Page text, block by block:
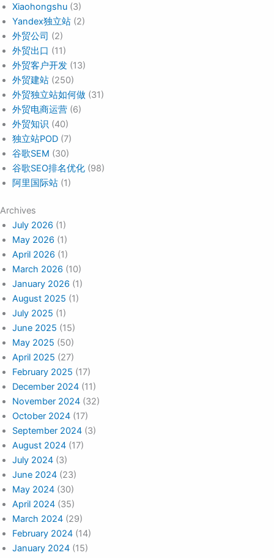
Xiaohongshu (3)
Yandex独立站 (2)
外贸公司 (2)
外贸出口 (11)
外贸客户开发 (13)
外贸建站 (250)
外贸独立站如何做 (31)
外贸电商运营 (6)
外贸知识 (40)
独立站POD (7)
谷歌SEM (30)
谷歌SEO排名优化 (98)
阿里国际站 (1)
Archives
July 2026 (1)
May 2026 (1)
April 2026 (1)
March 2026 (10)
January 2026 (1)
August 2025 (1)
July 2025 (1)
June 2025 (15)
May 2025 (50)
April 2025 (27)
February 2025 (17)
December 2024 (11)
November 2024 (32)
October 2024 (17)
September 2024 (3)
August 2024 (17)
July 2024 (3)
June 2024 (23)
May 2024 (30)
April 2024 (35)
March 2024 (29)
February 2024 (14)
January 2024 (15)